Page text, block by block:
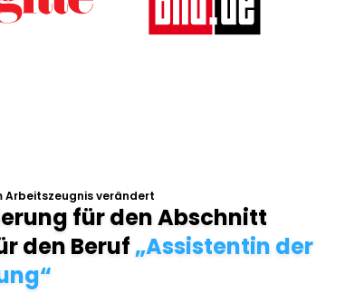
Arbeitszeugnis verändert
für den Abschnitt
den Beruf „Assistentin der